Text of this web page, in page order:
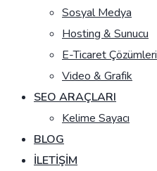
Sosyal Medya
Hosting & Sunucu
E-Ticaret Çözümleri
Video & Grafik
SEO ARAÇLARI
Kelime Sayacı
BLOG
İLETIŞIM